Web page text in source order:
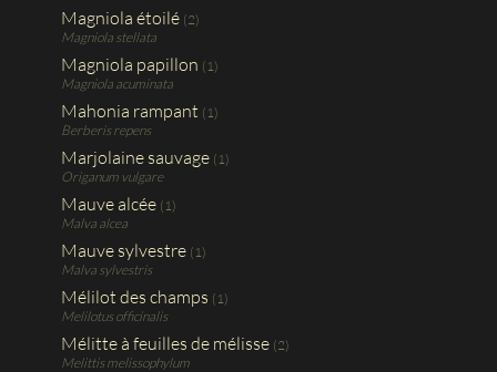
Magniola étoilé (2)
Magniola stellata
Magniola papillon (1)
Magniola acuminata
Mahonia rampant (1)
Berberis repens
Marjolaine sauvage (1)
Origanum vulgare
Mauve alcée (1)
Malva alcea
Mauve sylvestre (1)
Malva sylvestris
Mélilot des champs (1)
Melilotus officinalis
Mélitte à feuilles de mélisse (2)
Melittis melissophylum